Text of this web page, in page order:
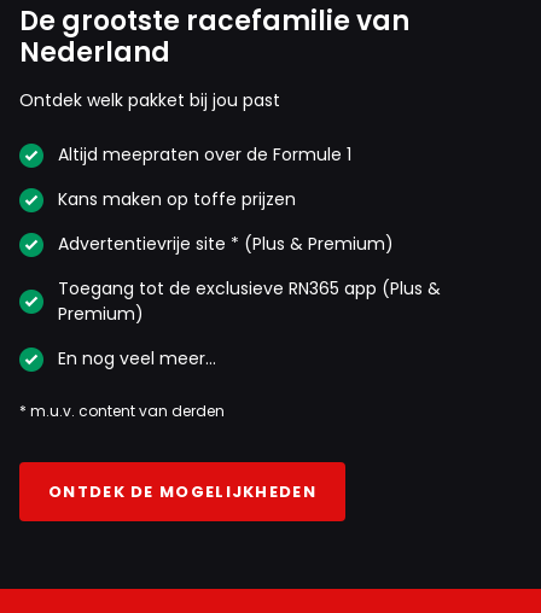
De grootste racefamilie van
Nederland
Ontdek welk pakket bij jou past
Altijd meepraten over de Formule 1
Kans maken op toffe prijzen
Advertentievrije site * (Plus & Premium)
Toegang tot de exclusieve RN365 app (Plus &
Premium)
En nog veel meer…
* m.u.v. content van derden
ONTDEK DE MOGELIJKHEDEN